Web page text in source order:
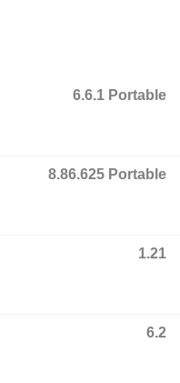
6.6.1 Portable
8.86.625 Portable
1.21
6.2